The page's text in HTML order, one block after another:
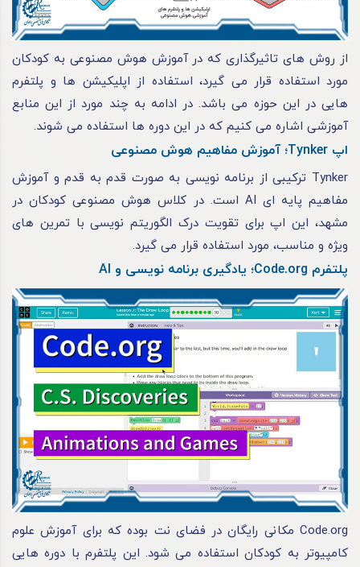
از روش های تاثیرگذاری که در آموزش هوش مصنوعی به کودکان
مورد استفاده قرار می گیرد، استفاده از اپلیکیشن ها و پلتفرم
هایی در این حوزه می باشد. در ادامه به چند مورد از این منابع
آموزشی اشاره می کنیم که در این دوره ها استفاده می شوند.
اپ Tynker؛ آموزش مفاهیم هوش مصنوعی
Tynker ترکیبی از برنامه نویسی به صورت قدم به قدم و آموزش
مفاهیم پایه ای AI است. در کلاس هوش مصنوعی کودکان در
مشهد، این اپ برای تقویت درک الگوریتم نویسی با تمرین های
ویژه و مناسب، مورد استفاده قرار می گیرد.
پلتفرم Code.org؛ یادگیری برنامه نویسی و AI
Code.org مکانی رایگان در فضای نت بوده که برای آموزش علوم
کامپیوتر به کودکان استفاده می شود. این پلتفرم با دوره هایی